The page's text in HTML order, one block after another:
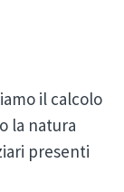
il calcolo
la natura
presenti